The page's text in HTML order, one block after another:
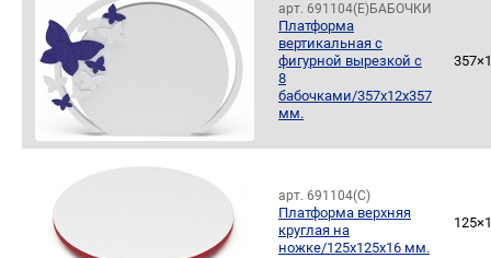
арт. 691104(Е)БАБОЧКИ
Платформа
вертикальная с
фигурной вырезкой с
8
бабочками/357х12х357
мм.
арт. 691104(С)
Платформа верхняя
круглая на
ножке/125х125х16 мм.